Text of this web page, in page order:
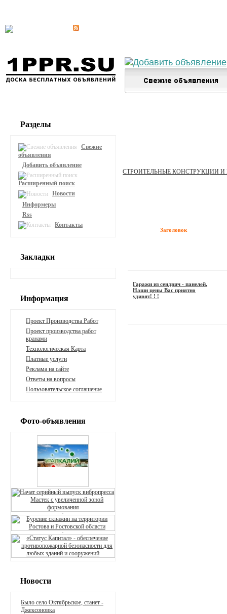
СТРОИТЕЛЬНЫЕ КОНСТРУКЦИИ И
Заголовок
Гаражи из сендвич - панелей.
Наши цены Вас приятно
удивят! ! !
Разделы
Свежие
объявления
Добавить объявление
Расширенный поиск
Новости
Информеры
Rss
Контакты
Закладки
Информация
Проект Производства Работ
Проект производства работ
кранами
Технологическая Карта
Платные услуги
Реклама на сайте
Ответы на вопросы
Пользовательское соглашение
Фото-объявления
Новости
Было село Октябрьское, станет -
Джексоновка